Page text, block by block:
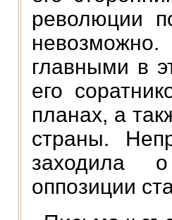
революции
главными в
его
планах, а
страны.
заходила
оппозиции